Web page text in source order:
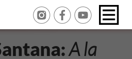
A la